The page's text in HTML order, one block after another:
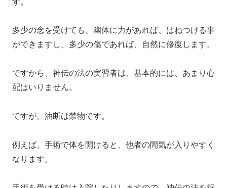
多少の念を受けても、幽体に力があれば、はねつける事
ができますし、多少の傷であれば、自然に修復します。
ですから、神伝の法の実習者は、基本的には、あまり心
配はいりません。
ですが、油断は禁物です。
例えば、手術で体を開けると、他者の間気が入りやすく
なります。